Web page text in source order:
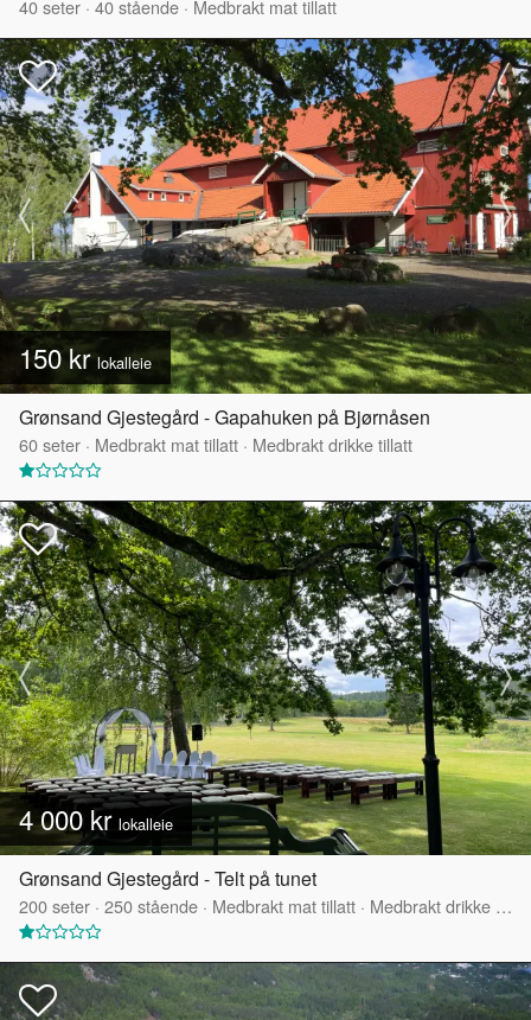
40seter · 40stående · Medbrakt mat tillatt
150 kr lokalleie
Grønsand Gjestegård - Gapahuken på Bjørnåsen
60seter · Medbrakt mat tillatt · Medbrakt drikke tillatt
4 000 krlokalleie
Grønsand Gjestegård - Telt på tunet
200seter · 250stående · Medbrakt mat tillatt · Medbrakt drikke tillatt